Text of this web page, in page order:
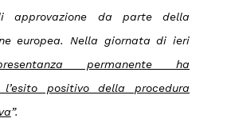
approvazione da parte della
europea. Nella giornata di ieri
permanente ha
positivo della procedura
”.